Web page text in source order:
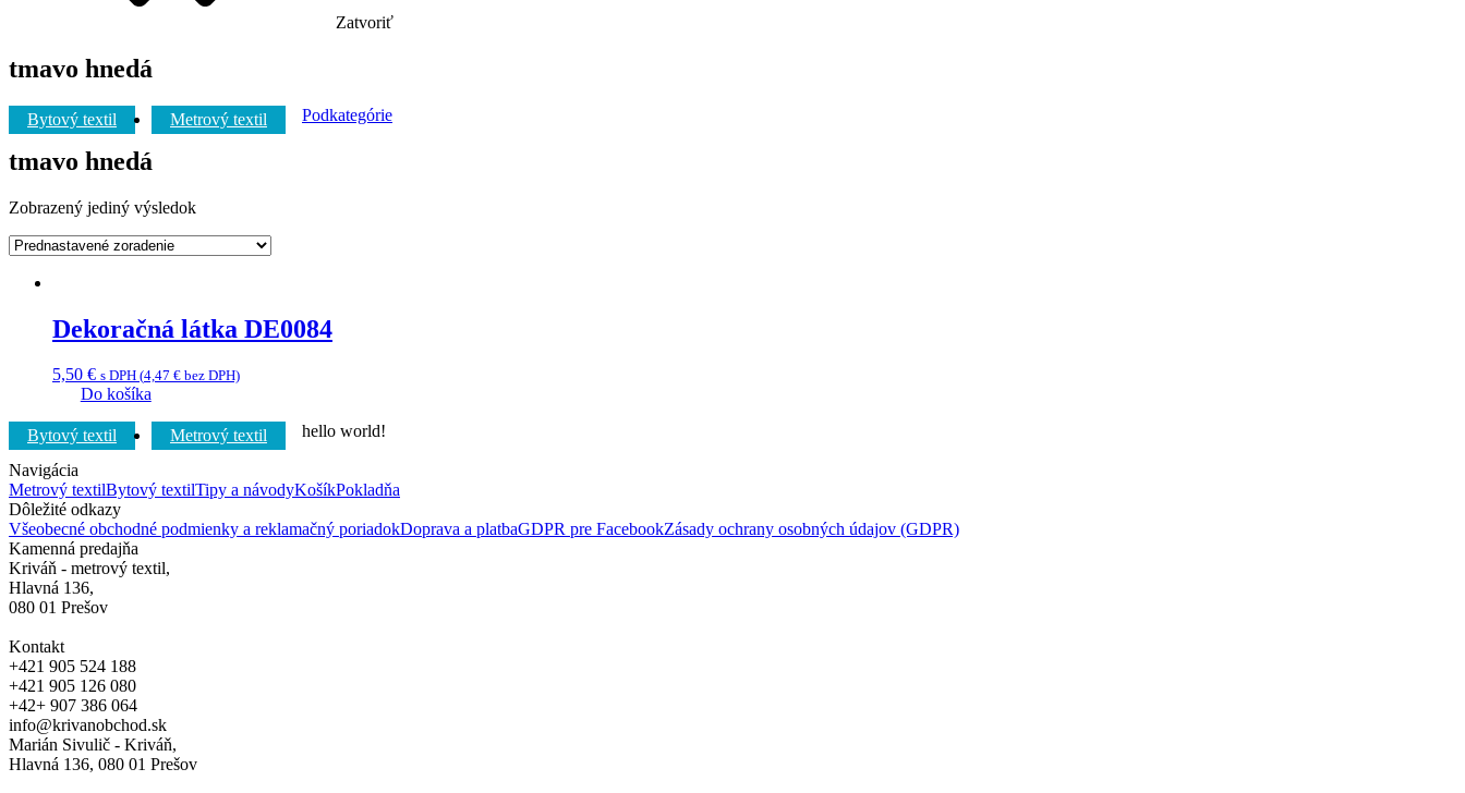
Zatvoriť
tmavo hnedá
Bytový textil Metrový textil Podkategórie
tmavo hnedá
Zobrazený jediný výsledok
Dekoračná látka DE0084
5,50 € s DPH (4,47 € bez DPH)
Do košíka
Bytový textil Metrový textil hello world!
Navigácia
Metrový textilBytový textilTipy a návodyKošíkPokladňa
Dôležité odkazy
Všeobecné obchodné podmienky a reklamačný poriadokDoprava a platbaGDPR pre FacebookZásady ochrany osobných údajov (GDPR)
Kamenná predajňa
Kriváň - metrový textil,
Hlavná 136,
080 01 Prešov
Kontakt
+421 905 524 188
+421 905 126 080
+42+ 907 386 064
info@krivanobchod.sk
Marián Sivulič - Kriváň,
Hlavná 136, 080 01 Prešov